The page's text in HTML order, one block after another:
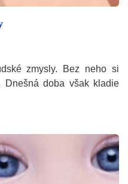
zmysly. Bez neho si
Dnešná doba však kladie